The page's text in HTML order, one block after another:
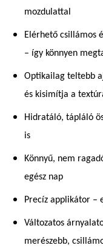
mozdulattal
Elérhető csillámos
– így könnyen
Optikailag teltebb
és kisimítja a
Hidratáló, tápláló
is
Könnyű, nem
egész nap
Precíz applikátor –
Változatos
merészebb,